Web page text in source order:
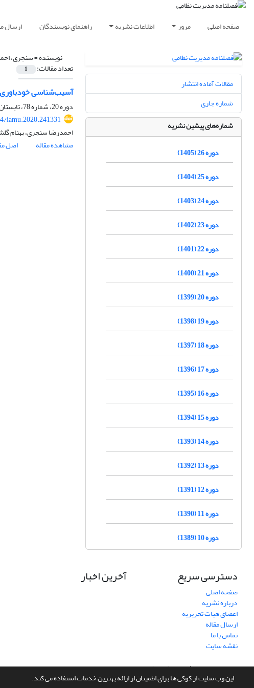
این وب سایت از کوکی ها برای اطمینان از ارائه بهترین خدمات استفاده می کند.
صفحه اصلی مرور اطلاعات نشریه راهنمای نویسندگان ارسال
نویسنده =سنجری،
تعداد مقالات: 1
آسیب‌شناسی خودباوری
دوره 20، شماره 78، تابستان 1399، صفحه
iamu.2020.241331
احمدرضا سنجری، بهنام
مشاهده مقاله
اصل
مقالات آماده انتشار
شماره جاری
شماره‌های پیشین نشریه
دوره 26 (1405)
دوره 25 (1404)
دوره 24 (1403)
دوره 23 (1402)
دوره 22 (1401)
دوره 21 (1400)
دوره 20 (1399)
دوره 19 (1398)
دوره 18 (1397)
دوره 17 (1396)
دوره 16 (1395)
دوره 15 (1394)
دوره 14 (1393)
دوره 13 (1392)
دوره 12 (1391)
دوره 11 (1390)
دوره 10 (1389)
دسترسی سریع
صفحه اصلی
درباره نشریه
اعضای هیات تحریریه
ارسال مقاله
تماس با ما
نقشه سایت
آخرین اخبار
سامانه مدیریت نشریات علمی.طراحی و پیاده سازی ازسیناوب